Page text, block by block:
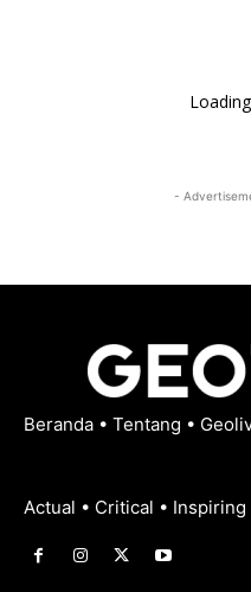
-
Beranda • Tentang •
Actual • Critical • Inspiring